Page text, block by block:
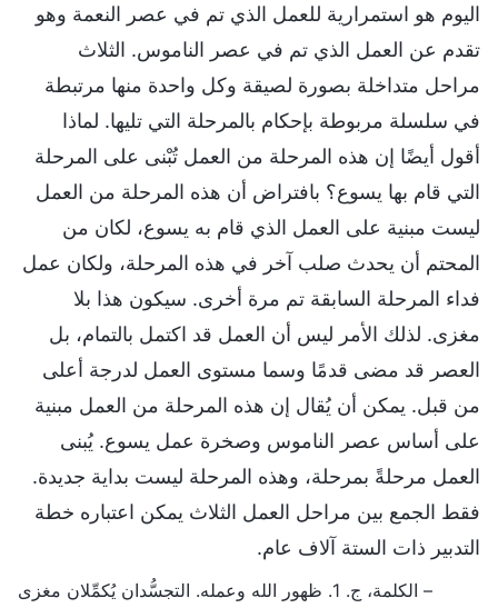
اليوم هو استمرارية للعمل الذي تم في عصر النعمة وهو
تقدم عن العمل الذي تم في عصر الناموس. الثلاث
مراحل متداخلة بصورة لصيقة وكل واحدة منها مرتبطة
في سلسلة مربوطة بإحكام بالمرحلة التي تليها. لماذا
أقول أيضًا إن هذه المرحلة من العمل تُبْنى على المرحلة
التي قام بها يسوع؟ بافتراض أن هذه المرحلة من العمل
ليست مبنية على العمل الذي قام به يسوع، لكان من
المحتم أن يحدث صلب آخر في هذه المرحلة، ولكان عمل
فداء المرحلة السابقة تم مرة أخرى. سيكون هذا بلا
مغزى. لذلك الأمر ليس أن العمل قد اكتمل بالتمام، بل
العصر قد مضى قدمًا وسما مستوى العمل لدرجة أعلى
من قبل. يمكن أن يُقال إن هذه المرحلة من العمل مبنية
على أساس عصر الناموس وصخرة عمل يسوع. يُبنى
العمل مرحلةً بمرحلة، وهذه المرحلة ليست بداية جديدة.
فقط الجمع بين مراحل العمل الثلاث يمكن اعتباره خطة
التدبير ذات الستة آلاف عام.
– الكلمة، ج. 1. ظهور الله وعمله. التجسُّدان يُكمِّلان مغزى